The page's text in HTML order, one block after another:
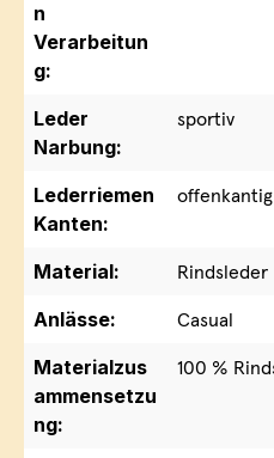
n
Verarbeitun
g:
Leder
Narbung:
sportiv
Lederriemen
Kanten:
Material:
Rindsleder
Anlässe:
Casual
Materialzus
ammensetzu
ng:
100 %